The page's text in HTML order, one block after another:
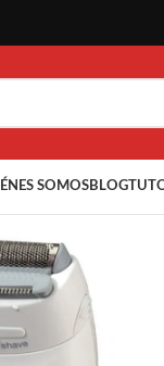
SOMOSBLOG